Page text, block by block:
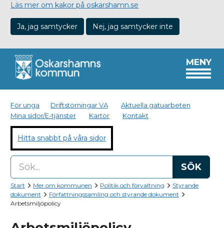
Läs mer om kakor på oskarshamn.se
Ja, jag samtycker Nej, jag samtycker inte
MENY
För unga Driftstörningar VA
Aktuella gatuarbeten
Mina sidor/E-tjänster
Kartor Kontakt
Hitta snabbt på våra sidor
SÖK
Start Mer om kommunen Politik och förvaltning
Styrande
dokument
Författningssamling och styrande dokument
Arbetsmiljöpolicy